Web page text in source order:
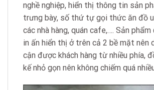
nghề nghiệp, hiển thị thông tin sản
trưng bày, số thứ tự gọi thức ăn đồ
các nhà hàng, quán cafe,…. Sản
in ấn hiển thị ở trên cả 2 bề mặt nên
cận được khách hàng từ nhiều phía,
kế nhỏ gọn nên không chiếm quá